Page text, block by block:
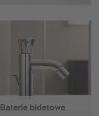
Baterie bidetowe